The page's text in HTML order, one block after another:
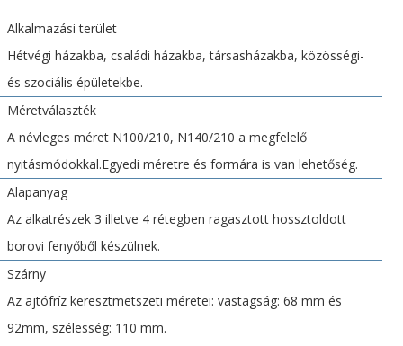
Alkalmazási terület
Hétvégi házakba, családi házakba, társasházakba, közösségi-
és szociális épületekbe.
Méretválaszték
A névleges méret N100/210, N140/210 a megfelelő
nyitásmódokkal.Egyedi méretre és formára is van lehetőség.
Alapanyag
Az alkatrészek 3 illetve 4 rétegben ragasztott hossztoldott
borovi fenyőből készülnek.
Szárny
Az ajtófríz keresztmetszeti méretei: vastagság: 68 mm és
92mm, szélesség: 110 mm.